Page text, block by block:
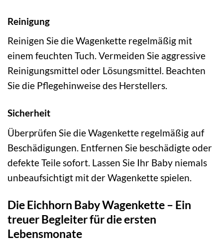
Reinigung
Reinigen Sie die Wagenkette regelmäßig mit
einem feuchten Tuch. Vermeiden Sie aggressive
Reinigungsmittel oder Lösungsmittel. Beachten
Sie die Pflegehinweise des Herstellers.
Sicherheit
Überprüfen Sie die Wagenkette regelmäßig auf
Beschädigungen. Entfernen Sie beschädigte oder
defekte Teile sofort. Lassen Sie Ihr Baby niemals
unbeaufsichtigt mit der Wagenkette spielen.
Die Eichhorn Baby Wagenkette – Ein
treuer Begleiter für die ersten
Lebensmonate